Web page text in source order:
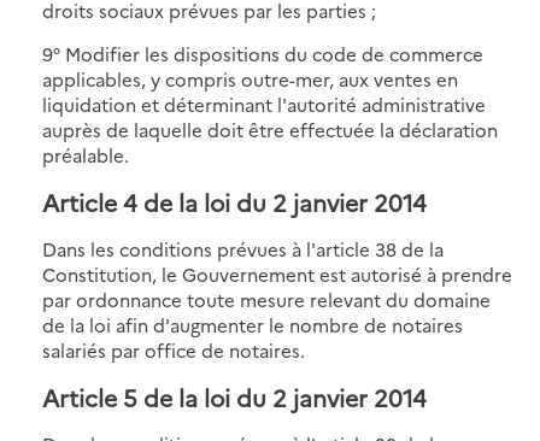
droits sociaux prévues par les parties ;
9° Modifier les dispositions du code de commerce
applicables, y compris outre-mer, aux ventes en
liquidation et déterminant l'autorité administrative
auprès de laquelle doit être effectuée la déclaration
préalable.
Article 4 de la loi du 2 janvier 2014
Dans les conditions prévues à l'article 38 de la
Constitution, le Gouvernement est autorisé à prendre
par ordonnance toute mesure relevant du domaine
de la loi afin d'augmenter le nombre de notaires
salariés par office de notaires.
Article 5 de la loi du 2 janvier 2014